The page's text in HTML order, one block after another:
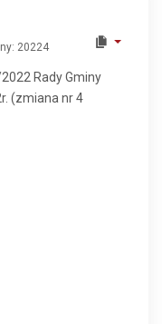
20224
Rady Gminy
(zmiana nr 4